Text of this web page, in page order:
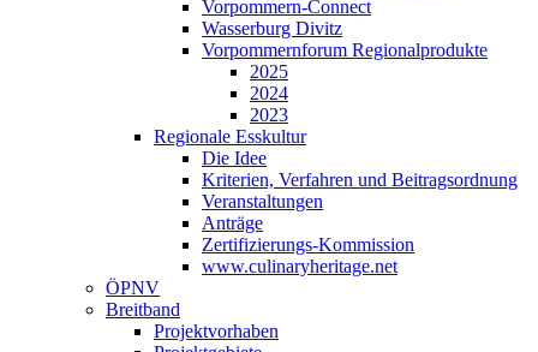
Vorpommern-Connect
Wasserburg Divitz
Vorpommernforum Regionalprodukte
2025
2024
2023
Regionale Esskultur
Die Idee
Kriterien, Verfahren und Beitragsordnung
Veranstaltungen
Anträge
Zertifizierungs-Kommission
www.culinaryheritage.net
ÖPNV
Breitband
Projektvorhaben